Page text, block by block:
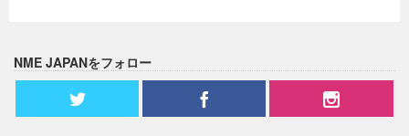
NME JAPANをフォロー